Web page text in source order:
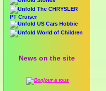
The CHRYSLER
PT Cruiser
US Cars Hobbie
World of Children
News on the site